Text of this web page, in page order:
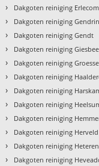
› Dakgoten reiniging Erlecom
› Dakgoten reiniging
› Dakgoten reiniging Gendt
› Dakgoten reiniging
› Dakgoten reiniging
› Dakgoten reiniging
› Dakgoten reiniging
› Dakgoten reiniging
› Dakgoten reiniging
› Dakgoten reiniging Herveld
› Dakgoten reiniging Heteren
› Dakgoten reiniging